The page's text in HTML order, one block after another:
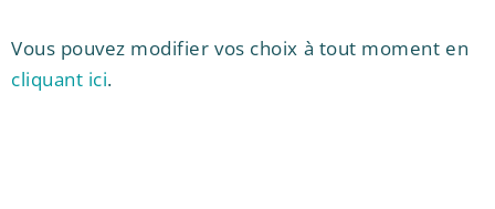
Vous pouvez modifier vos choix à tout moment en
cliquant ici.